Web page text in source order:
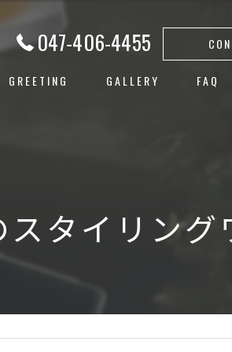
047-406-4455
GREETING GALLERY FAQ
スタイリン